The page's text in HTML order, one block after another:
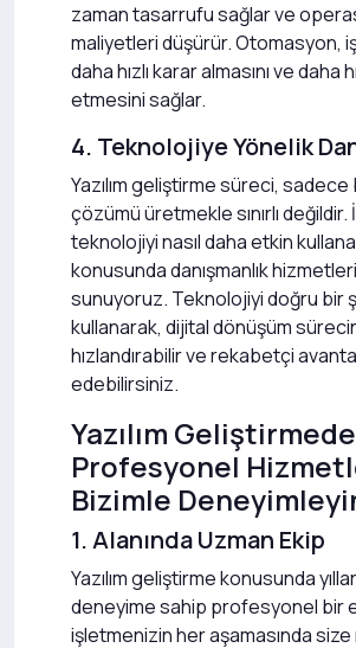
zaman tasarrufu sağlar ve
maliyetleri düşürür. Otomasyon,
daha hızlı karar almasını ve daha
etmesini sağlar.
4. Teknolojiye Yönelik
Yazılım geliştirme süreci, sadece
çözümü üretmekle sınırlı
teknolojiyi nasıl daha etkin
konusunda danışmanlık
sunuyoruz. Teknolojiyi doğru bir
kullanarak, dijital dönüşüm
hızlandırabilir ve rekabetçi
edebilirsiniz.
Yazılım Geliştirmede
Profesyonel
Bizimle
1. Alanında Uzman Ekip
Yazılım geliştirme konusunda
deneyime sahip profesyonel bir
işletmenizin her aşamasında